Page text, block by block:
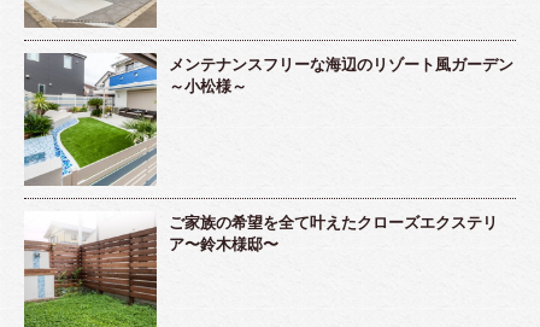
メンテナンスフリーな海辺のリゾート風ガーデン
～小松様～
ご家族の希望を全て叶えたクローズエクステリ
ア〜鈴木様邸〜